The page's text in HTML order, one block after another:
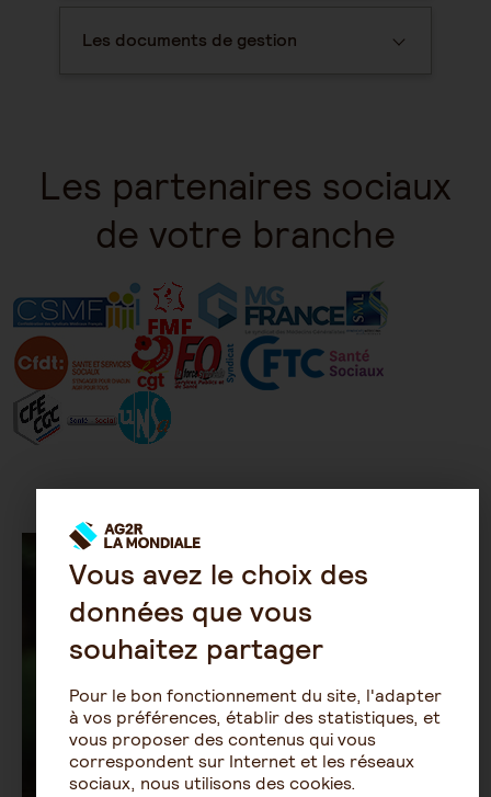
Les documents de gestion
Les partenaires sociaux
de votre branche
Vous avez le choix des
données que vous
souhaitez partager
Pour le bon fonctionnement du site, l'adapter
à vos préférences, établir des statistiques, et
vous proposer des contenus qui vous
correspondent sur Internet et les réseaux
sociaux, nous utilisons des cookies.